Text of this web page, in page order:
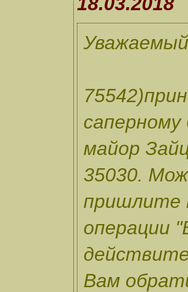
майор
35030.
пришлите
операции
Вам